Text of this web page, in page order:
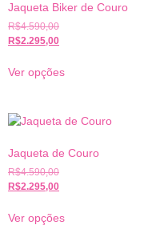
Jaqueta Biker de Couro
R$4.590,00
R$2.295,00
Ver opções
Jaqueta de Couro
R$4.590,00
R$2.295,00
Ver opções